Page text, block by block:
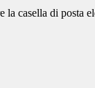
la casella di posta